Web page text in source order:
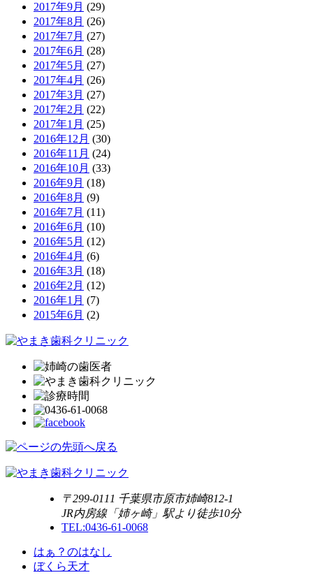
2017年9月 (29)
2017年8月 (26)
2017年7月 (27)
2017年6月 (28)
2017年5月 (27)
2017年4月 (26)
2017年3月 (27)
2017年2月 (22)
2017年1月 (25)
2016年12月 (30)
2016年11月 (24)
2016年10月 (33)
2016年9月 (18)
2016年8月 (9)
2016年7月 (11)
2016年6月 (10)
2016年5月 (12)
2016年4月 (6)
2016年3月 (18)
2016年2月 (12)
2016年1月 (7)
2015年6月 (2)
〒299-0111 千葉県市原市姉崎812-1
JR内房線「姉ヶ崎」駅より徒歩10分
TEL:0436-61-0068
はぁ？のはなし
ぼくら天才